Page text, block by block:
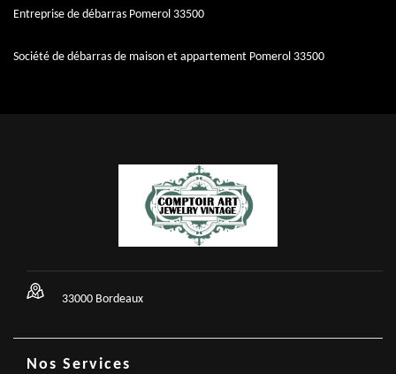
Entreprise de débarras Pomerol 33500
Société de débarras de maison et appartement Pomerol 33500
33000 Bordeaux
Nos Services